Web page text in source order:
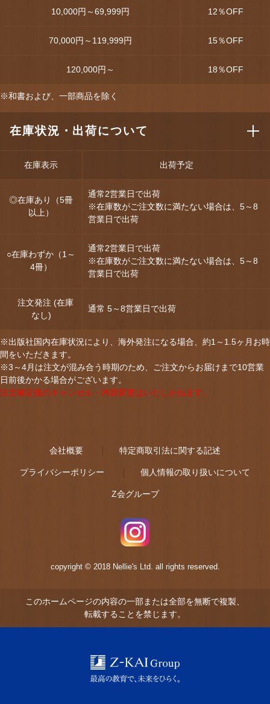
10,000円～69,999円 12％OFF
70,000円～119,999円 15％OFF
120,000円～ 18％OFF
※和書および、一部商品を除く
在庫状況・出荷について
在庫表示 出荷予定
◎在庫あり（5冊
以上）
通常2営業日で出荷
※在庫数がご注文数に満たない場合は、5～8
営業日で出荷
○在庫わずか（1～
4冊）
通常2営業日で出荷
※在庫数がご注文数に満たない場合は、5～8
営業日で出荷
注文発注 (在庫
なし)
通常 5～8営業日で出荷
※出版社国内在庫状況により、海外発注になる場合、約1～1.5ヶ月お時
間をいただきます。
※3～4月は注文が混み合う時期のため、ご注文からお届けまで10営業
日前後かかる場合がございます。
注文確定後のキャンセル・内容変更はいたしかねます。
会社概要 特定商取引法に関する記述
プライバシーポリシー 個人情報の取り扱いについて
Z会グループ
copyright © 2018 Nellie's Ltd. all rights reserved.
このホームページの内容の一部または全部を無断で複製、
転載することを禁じます。